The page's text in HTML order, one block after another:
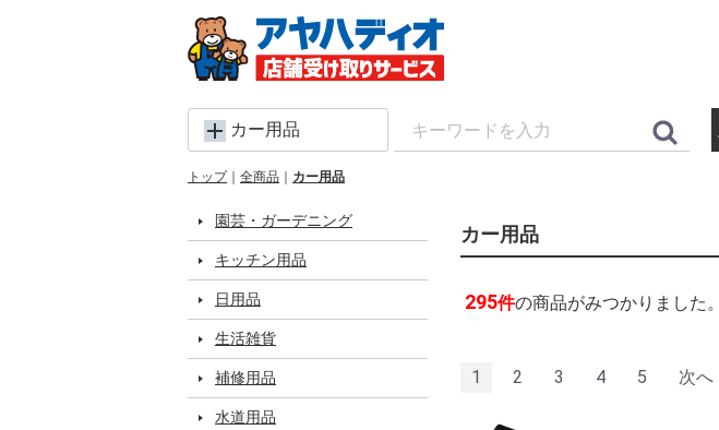
カー用品
トップ 全商品 カー用品
園芸・ガーデニング
キッチン用品
日用品
生活雑貨
補修用品
水道用品
カー用品
295件の商品がみつかりました。
1 2 3 4 5 次へ